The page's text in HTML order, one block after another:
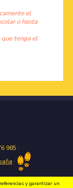
el
o hasta
que tenga el
985 ·
·
y garantizar un